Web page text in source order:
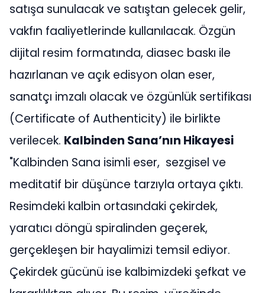
satışa sunulacak ve satıştan gelecek gelir,
vakfın faaliyetlerinde kullanılacak. Özgün
dijital resim formatında, diasec baskı ile
hazırlanan ve açık edisyon olan eser,
sanatçı imzalı olacak ve özgünlük sertifikası
(Certificate of Authenticity) ile birlikte
verilecek. Kalbinden Sana’nın Hikayesi
"Kalbinden Sana isimli eser, sezgisel ve
meditatif bir düşünce tarzıyla ortaya çıktı.
Resimdeki kalbin ortasındaki çekirdek,
yaratıcı döngü spiralinden geçerek,
gerçekleşen bir hayalimizi temsil ediyor.
Çekirdek gücünü ise kalbimizdeki şefkat ve